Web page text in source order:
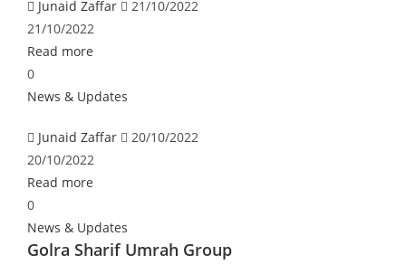
Junaid Zaffar
21/10/2022
21/10/2022
Read more
0
News & Updates
Junaid Zaffar
20/10/2022
20/10/2022
Read more
0
News & Updates
Golra Sharif Umrah Group